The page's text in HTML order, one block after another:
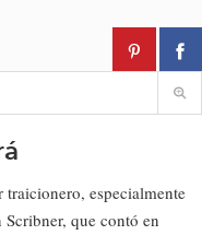
traicionero, especialmente
que contó en